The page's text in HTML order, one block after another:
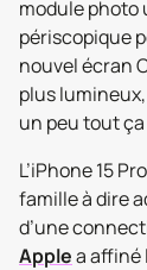
module
périscopique
nouvel écran
plus
un peu tout ça
L’iPhone 15
famille à dire
d’une
Applea affiné